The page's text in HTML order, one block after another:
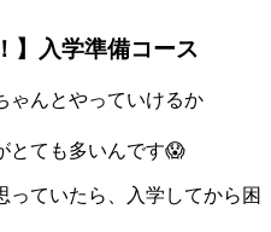
】入学準備コース
ゃんとやっていけるか
とても多いんです😱
っていたら、入学してから困